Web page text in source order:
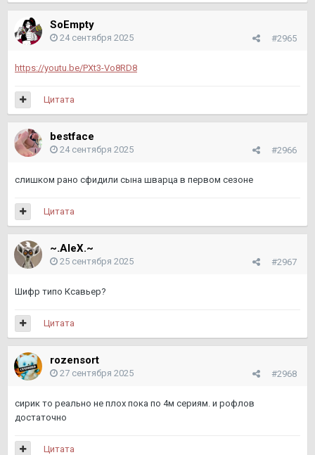
SoEmpty
#2965
24 сентября 2025
https://youtu.be/PXt3-Vo8RD8
Цитата
bestface
#2966
24 сентября 2025
слишком рано сфидили сына шварца в первом сезоне
Цитата
~.AleX.~
#2967
25 сентября 2025
Шифр типо Ксавьер?
Цитата
rozensort
#2968
27 сентября 2025
сирик то реально не плох пока по 4м сериям. и рофлов
достаточно
Цитата